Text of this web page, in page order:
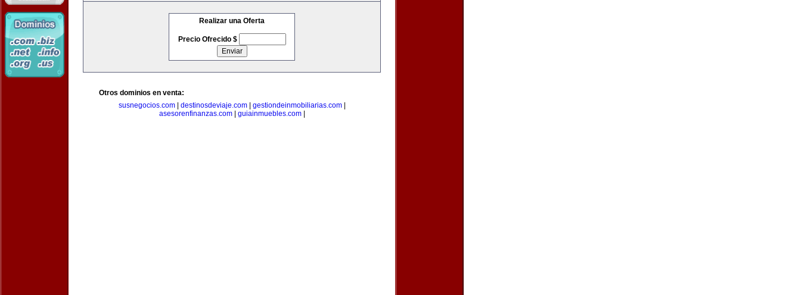
Realizar una Oferta
Precio Ofrecido $
Otros dominios en venta:
susnegocios.com| destinosdeviaje.com| gestiondeinmobiliarias.com|
asesorenfinanzas.com| guiainmuebles.com|